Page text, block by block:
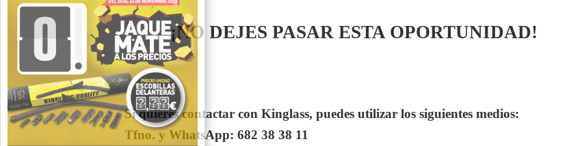
¡NO DEJES PASAR ESTA OPORTUNIDAD!
Si quieres contactar con Kinglass, puedes utilizar los siguientes medios:
Tfno. y WhatsApp: 682 38 38 11